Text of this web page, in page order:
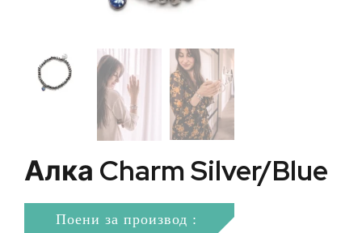
Алка Charm Silver/Blue
Поени за производ :